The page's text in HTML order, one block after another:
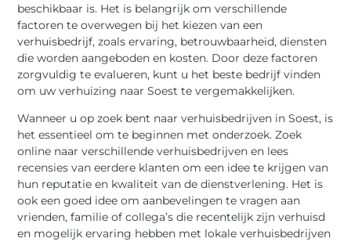
beschikbaar is. Het is belangrijk om verschillende
factoren te overwegen bij het kiezen van een
verhuisbedrijf, zoals ervaring, betrouwbaarheid, diensten
die worden aangeboden en kosten. Door deze factoren
zorgvuldig te evalueren, kunt u het beste bedrijf vinden
om uw verhuizing naar Soest te vergemakkelijken.
Wanneer u op zoek bent naar verhuisbedrijven in Soest, is
het essentieel om te beginnen met onderzoek. Zoek
online naar verschillende verhuisbedrijven en lees
recensies van eerdere klanten om een idee te krijgen van
hun reputatie en kwaliteit van de dienstverlening. Het is
ook een goed idee om aanbevelingen te vragen aan
vrienden, familie of collega’s die recentelijk zijn verhuisd
en mogelijk ervaring hebben met lokale verhuisbedrijven